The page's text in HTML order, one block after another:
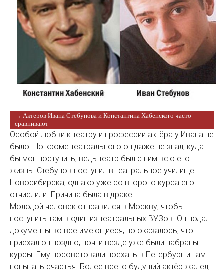
→ Актеров Ивана Стебунова и Константина Хабенского часто
сравнивают
Особой любви к театру и профессии актёра у Ивана не
было. Но кроме театрального он даже не знал, куда
бы мог поступить, ведь театр был с ним всю его
жизнь. Стебунов поступил в театральное училище
Новосибирска, однако уже со второго курса его
отчислили. Причина была в драке.
Молодой человек отправился в Москву, чтобы
поступить там в один из театральных ВУЗов. Он подал
документы во все имеющиеся, но оказалось, что
приехал он поздно, почти везде уже были набраны
курсы. Ему посоветовали поехать в Петербург и там
попытать счастья. Более всего будущий актёр жалел,